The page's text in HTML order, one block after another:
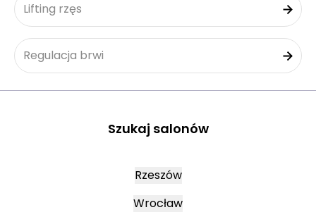
Lifting rzęs
Regulacja brwi
Szukaj salonów
Rzeszów
Wrocław